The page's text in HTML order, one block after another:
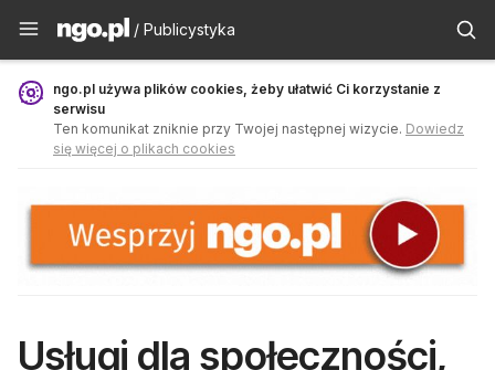
Publicystyka - ngo.pl
/ Publicystyka
ngo.pl używa plików cookies, żeby ułatwić Ci korzystanie z
serwisu
Ten komunikat zniknie przy Twojej następnej wizycie. Dowiedz
się więcej o plikach cookies
Usługi dla społeczności,